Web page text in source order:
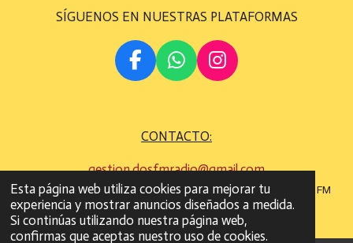
Esta página web utiliza cookies para mejorar tu
experiencia y mostrar anuncios diseñados a medida.
Si continúas utilizando nuestra página web,
confirmas que aceptas nuestro uso de cookies.
SÍGUENOS EN NUESTRAS PLATAFORMAS
F
A
B
O
O
K
W
H
S
A
P
P
I
N
G
R
A
M
CONTACTO:
gestion.dosfmradio@gmail.com
©Todos los derechos son reservados
2022 - 2023 DOS FM
RADIO